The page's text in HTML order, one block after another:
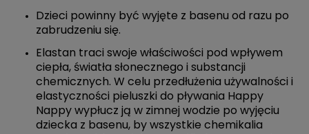
Dzieci powinny być wyjęte z basenu od razu po
zabrudzeniu się.
Elastan traci swoje właściwości pod wpływem
ciepła, światła słonecznego i substancji
chemicznych. W celu przedłużenia używalności i
elastyczności pieluszki do pływania Happy
Nappy wypłucz ją w zimnej wodzie po wyjęciu
dziecka z basenu, by wszystkie chemikalia